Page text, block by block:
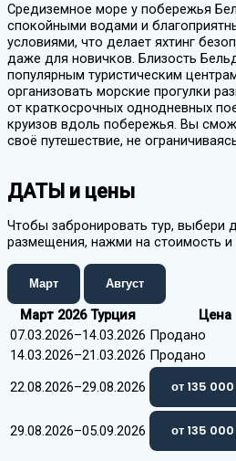
Средиземное море у побережья
спокойными водами и
условиями, что делает яхтинг
даже для новичков. Близость
популярным туристическим
организовать морские прогулки
от краткосрочных однодневных
круизов вдоль побережья. Вы
своё путешествие, не
ДАТЫ и цены
Чтобы забронировать тур, выбери
размещения, нажми на стоимость
Март Август
Март 2026 Турция
Цена
07.03.2026–14.03.2026 Продано
14.03.2026–21.03.2026 Продано
22.08.2026–29.08.2026
от 135
29.08.2026–05.09.2026 от 135